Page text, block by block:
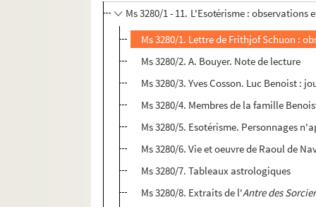
Ms 3280/1 - 11. L'Esotérisme : observations
Ms 3280/1. Lettre de Frithjof Schuon :
Ms 3280/2. A. Bouyer. Note de lecture
Ms 3280/3. Yves Cosson. Luc Benoist :
Ms 3280/4. Membres de la famille
Ms 3280/5. Esotérisme. Personnages
Ms 3280/6. Vie et oeuvre de Raoul de
Ms 3280/7. Tableaux astrologiques
Ms 3280/8. Extraits de l'Antre des